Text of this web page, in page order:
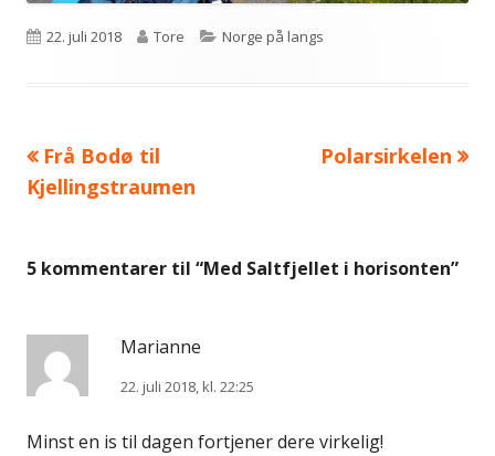
Publisert
22. juli 2018 Forfatter
Tore Kategorier
Norge på langs
Innleggsnavigasjon
Forrige
artikkel:
Frå Bodø til
Kjellingstraumen
Neste
Polarsirkelen
5 kommentarer til “Med Saltfjellet i horisonten”
Marianne
22. juli 2018, kl. 22:25
Minst en is til dagen fortjener dere virkelig!